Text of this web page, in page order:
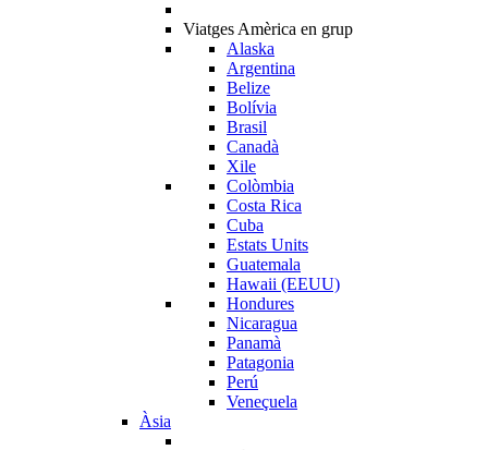
Viatges Amèrica en grup
Alaska
Argentina
Belize
Bolívia
Brasil
Canadà
Xile
Colòmbia
Costa Rica
Cuba
Estats Units
Guatemala
Hawaii (EEUU)
Hondures
Nicaragua
Panamà
Patagonia
Perú
Veneçuela
Àsia